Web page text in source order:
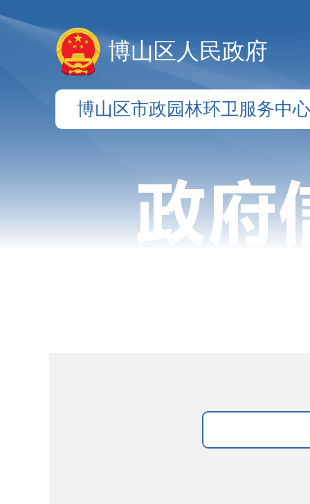
博山区人民政府
博山区市政园林环卫服务中心